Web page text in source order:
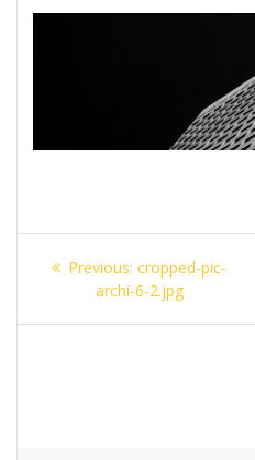
Previous: Previous
post:
cropped-pic-
archi-6-2.jpg